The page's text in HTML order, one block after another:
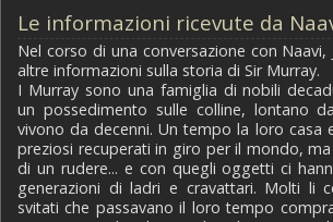
Le informazioni ricevute da
Nel corso di una conversazione con Naavi,
altre informazioni sulla storia di Sir Murray.
I Murray sono una famiglia di nobili
un possedimento sulle colline, lontano
vivono da decenni. Un tempo la loro casa
preziosi recuperati in giro per il mondo,
di un rudere... e con quegli oggetti ci
generazioni di ladri e cravattari. Molti li
svitati che passavano il loro tempo